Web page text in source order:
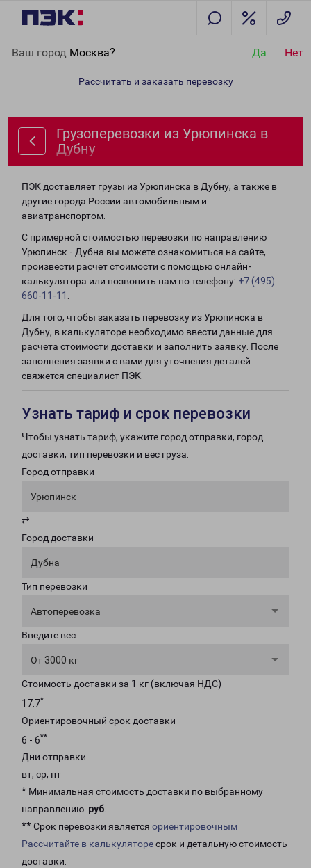
Ваш город Москва? Да Нет
Рассчитать и заказать перевозку
Грузоперевозки из Урюпинска в
Дубну
ПЭК доставляет грузы из Урюпинска в Дубну, а также в
другие города России автомобильным и
авиатранспортом.
С примерной стоимостью перевозки по направлению
Урюпинск - Дубна вы можете ознакомиться на сайте,
произвести расчет стоимости с помощью онлайн-
калькулятора или позвонить нам по телефону: +7 (495)
660-11-11
Для того, чтобы заказать перевозку из Урюпинска в
Дубну, в калькуляторе необходимо ввести данные для
расчета стоимости доставки и заполнить заявку. После
заполнения заявки с вами для уточнения деталей
свяжется специалист ПЭК.
Узнать тариф и срок перевозки
Чтобы узнать тариф, укажите город отправки, город
доставки, тип перевозки и вес груза.
Город отправки
Урюпинск
⇄
Город доставки
Дубна
Тип перевозки
Автоперевозка
Введите вес
От 3000 кг
Стоимость доставки за 1 кг (включая НДС)
17.7*
Ориентировочный срок доставки
6 - 6**
Дни отправки
вт, ср, пт
* Минимальная стоимость доставки по выбранному
направлению: руб.
** Срок перевозки является ориентировочным
Рассчитайте в калькуляторесрок и детальную стоимость
доставки.